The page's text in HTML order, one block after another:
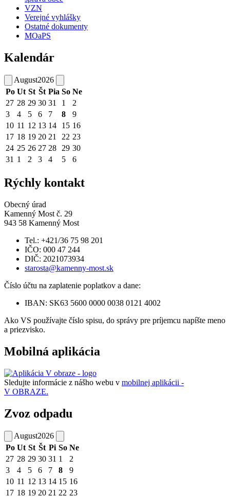
VZN
Verejné vyhlášky
Ostatné dokumenty
MOaPS
Kalendár
August2026
Po Ut St Št Pia So Ne
27 28 29 30 31 1
2
3
4 5 6 7 8
9
10 11 12 13 14 15 16
17 18 19 20 21 22 23
24 25 26 27 28 29 30
31 1 2 3 4 5 6
Rýchly kontakt
Obecný úrad
Kamenný Most č. 29
943 58 Kamenný Most
Tel.: +421/36 75 98 201
IČO: 000 47 244
DIČ: 2021073934
starosta@kamenny-most.sk
Číslo účtu na zaplatenie poplatkov a dane:
IBAN: SK63 5600 0000 0038 0121 4002
Ako VS používajte číslo spisu, do správy pre príjemcu napíšte meno
a priezvisko.
Mobilná aplikácia
Sledujte informácie z nášho webu v mobilnej aplikácii -
V OBRAZE.
Zvoz odpadu
August2026
Po Ut St Št Pi So Ne
27 28 29 30 31 1
2
3
4 5 6 7 8
9
10 11 12 13 14 15 16
17 18 19 20 21 22 23